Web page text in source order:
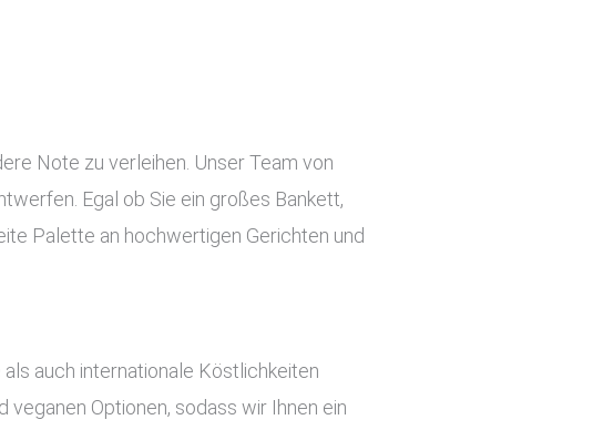
Note zu verleihen. Unser Team von
Egal ob Sie ein großes Bankett,
Palette an hochwertigen Gerichten und
auch internationale Köstlichkeiten
Optionen, sodass wir Ihnen ein